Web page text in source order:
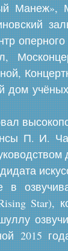
Манеж»,
П. И.
2015